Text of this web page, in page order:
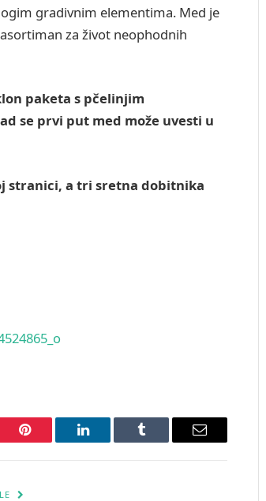
gradivnim elementima. Med je
za život neophodnih
paketa s pčelinjim
se prvi put med može uvesti u
stranici, a tri sretna dobitnika
Pinterest LinkedIn Tumblr Email